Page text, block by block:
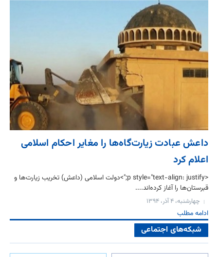
داعش عبادت زیارت‌گاه‌ها را مغایر احکام اسلامی
اعلام کرد
<p style="text-align: justify;">دولت اسلامی (داعش) تخریب زیارت‌ها و
قبرستان‌ها را آغاز کرده‌‌اند....
چهارشنبه، ۴ آذر، ۱۳۹۴
ادامه مطلب
شبکه‌های اجتماعی